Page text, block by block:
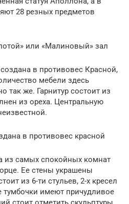
28 резных предметов
или «Малиновый» зал
в противовес Красной,
мебели здесь
так же. Гарнитур состоит из
из ореха. Центральную
в противовес красной
из самых спокойных комнат
Ее стены украшены
из 6-ти стульев, 2-х кресел
имеют причудливое